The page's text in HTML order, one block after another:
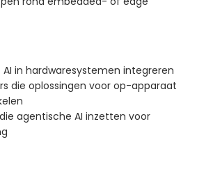
AI in hardwaresystemen integreren
die oplossingen voor op-apparaat
agentische AI inzetten voor